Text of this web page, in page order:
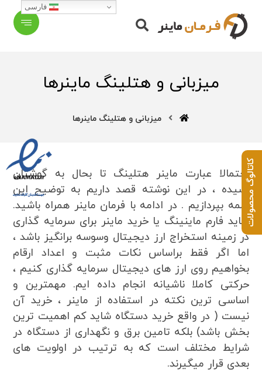
میزبانی و هتلینگ ماینرها
میزبانی و هتلینگ ماینرها
احتمالا عبارت ماینر هتلینگ تا بحال به گوشتان
رسیده ، در این نوشته قصد داریم به توضیح این
کلمه بپردازیم . در ادامه با فرمان ماینر همراه باشید.
شاید فارم ماینینگ یا خرید ماینر برای سرمایه گذاری
در زمینه استخراج ارز دیجیتال وسوسه برانگیز باشد ،
اما اگر فقط براساس نکات مثبت و اعداد ارقام
بخواهیم روی ارز های دیجیتال سرمایه گذاری کنیم ،
حرکتی کاملا ناشیانه انجام داده ایم. مهمترین و
اساسی ترین نکته در استفاده از ماینر ، خرید آن
نیست ( در واقع خرید دستگاه شاید کم اهمیت ترین
بخش باشد) بلکه تامین برق و نگهداری از دستگاه در
شرایط مختلف است که به ترتیب در اولویت های
بعدی قرار میگیرند.
فارسی
کاتالوگ محصولات